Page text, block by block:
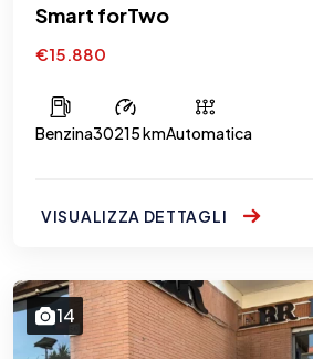
Smart forTwo
€15.880
Benzina30215 kmAutomatica
VISUALIZZA DETTAGLI
14